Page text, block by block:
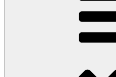
Terminal Wilhelmshaven